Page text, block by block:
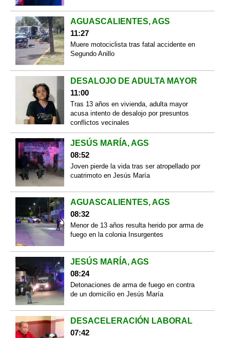
AGUASCALIENTES, AGS
11:27
Muere motociclista tras fatal accidente en
Segundo Anillo
DESALOJO DE ADULTA MAYOR
11:00
Tras 13 años en vivienda, adulta mayor
acusa intento de desalojo por presuntos
conflictos vecinales
JESÚS MARÍA, AGS
08:52
Joven pierde la vida tras ser atropellado por
cuatrimoto en Jesús María
AGUASCALIENTES, AGS
08:32
Menor de 13 años resulta herido por arma de
fuego en la colonia Insurgentes
JESÚS MARÍA, AGS
08:24
Detonaciones de arma de fuego en contra
de un domicilio en Jesús María
DESACELERACIÓN LABORAL
07:42